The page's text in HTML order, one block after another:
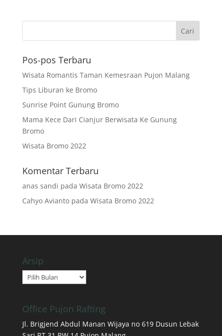
Pos-pos Terbaru
Wisata Romantis Taman Kemesraan Pujon Malang
Tips Liburan ke Bromo
Sunrise Point Gunung Bromo
Mama Kece Dari Cianjur Berwisata Ke Gunung
Bromo
Wisata Bromo 2022
Komentar Terbaru
anas sandi pada Wisata Bromo 2022
Cahyo Aviantopada Wisata Bromo 2022
Arsip
Arsip
Office Pujon Rafting
Jl. Brigjend Abdul Manan Wijaya no 619 Dusun Lebak